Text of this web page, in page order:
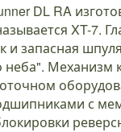
DL RA
XT-7.
и запасная
неба".
с